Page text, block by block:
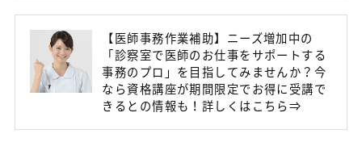
【医師事務作業補助】ニーズ増加中の
「診察室で医師のお仕事をサポートする
事務のプロ」を目指してみませんか？今
なら資格講座が期間限定でお得に受講で
きるとの情報も！詳しくはこちら⇒